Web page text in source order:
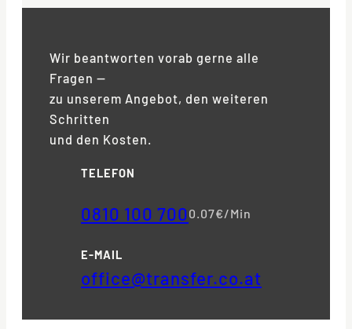
Wir beantworten vorab gerne alle
Fragen —
zu unserem Angebot, den weiteren
Schritten
und den Kosten.
TELEFON
0810 100 7000.07€/Min
E-MAIL
office@transfer.co.at